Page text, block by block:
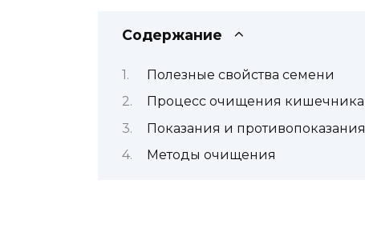
Содержание
Полезные свойства семени
Процесс очищения кишечника
Показания и противопоказания
Методы очищения